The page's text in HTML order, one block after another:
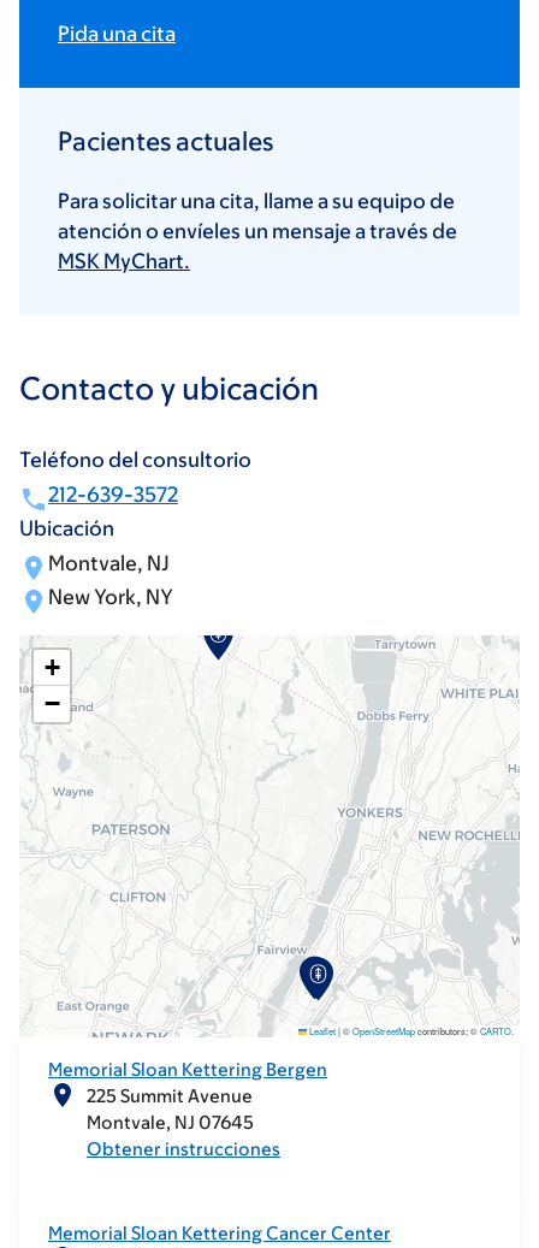
Pida una cita
Pacientes actuales
Para solicitar una cita, llame a su equipo de
atención o envíeles un mensaje a través de
MSK MyChart.
Contacto y ubicación
Teléfono del consultorio
212-639-3572
Ubicación
Montvale, NJ
New York, NY
Memorial Sloan Kettering Bergen
225 Summit Avenue
Montvale NJ 07645
Obtener instrucciones
Memorial Sloan Kettering Cancer Center
+
−
Leaflet|©OpenStreetMapcontributors; ©CARTO.